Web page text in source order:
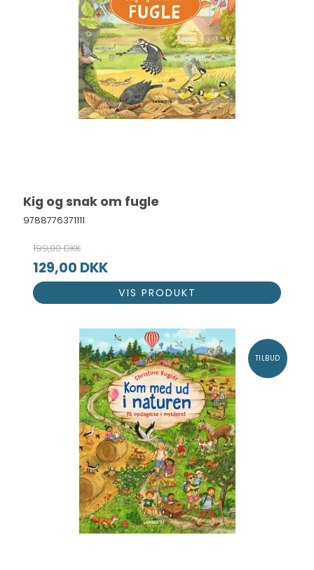
Kig og snak om fugle
9788776371111
199,00 DKK
129,00 DKK
VIS PRODUKT
TILBUD